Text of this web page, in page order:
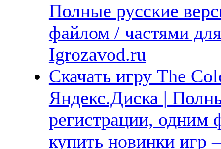
Полные русские
файлом / частями
Igrozavod.ru
Скачать игру The
Яндекс.Диска |
регистрации, одним
купить новинки